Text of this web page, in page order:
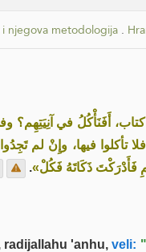
njegova metodologija.
أَفَنَأْكُلُ في
فيها، وإِنْ لم تَجِدُوا
فَأَدْرَكْتَ ذَكَاتَهُ فَكُلْ».
radijallahu 'anhu, veli: